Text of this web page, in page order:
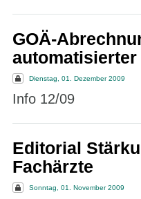
GOÄ-
automatisierter
Dienstag, 01. Dezember 2009
Info 12/09
Editorial
Fachärzte
Sonntag, 01. November 2009